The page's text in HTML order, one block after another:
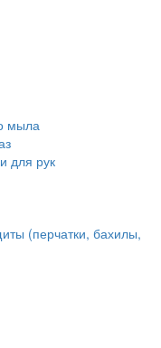
мыла
для рук
(перчатки, бахилы,